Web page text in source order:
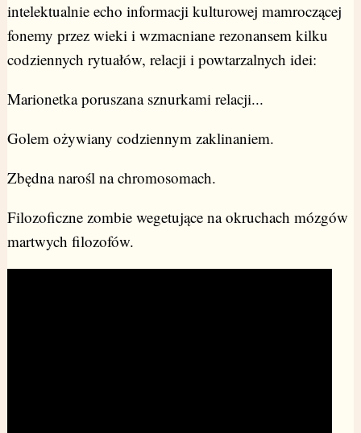
intelektualnie echo informacji kulturowej mamroczącej
fonemy przez wieki i wzmacniane rezonansem kilku
codziennych rytuałów, relacji i powtarzalnych idei:
Marionetka poruszana sznurkami relacji...
Golem ożywiany codziennym zaklinaniem.
Zbędna narośl na chromosomach.
Filozoficzne zombie wegetujące na okruchach mózgów
martwych filozofów.